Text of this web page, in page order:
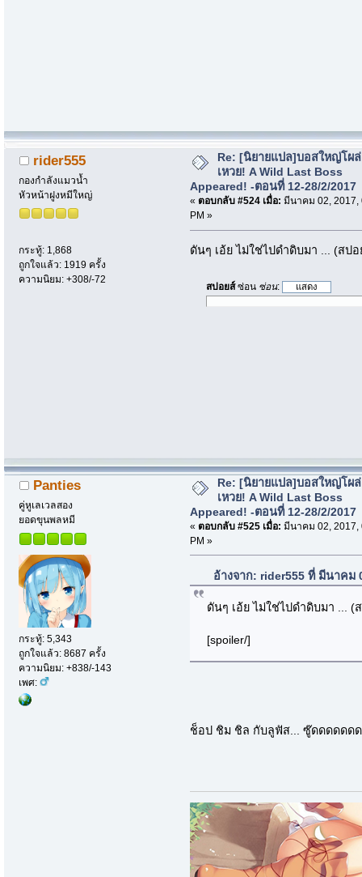
rider555
กองกำลังแมวน้ำ
หัวหน้าฝูงหมีใหญ่
กระทู้: 1,868
ถูกใจแล้ว: 1919 ครั้ง
ความนิยม: +308/-72
Re: [นิยายแปล]บอสใหญ่โผ
เหวย! A Wild Last Boss
Appeared! -ตอนที่ 12-28/2/2017
« ตอบกลับ #524 เมื่อ: มีนาคม 02, 2017,
PM »
ดันๆ เอ้ย ไม่ใช่ไปดำดิบมา ... (สปอ
สปอยส์ซ่อน ซ่อน:
Panties
คู่หูเลเวลสอง
ยอดขุนพลหมี
กระทู้: 5,343
ถูกใจแล้ว: 8687 ครั้ง
ความนิยม: +838/-143
เพศ:
Re: [นิยายแปล]บอสใหญ่โผ
เหวย! A Wild Last Boss
Appeared! -ตอนที่ 12-28/2/2017
« ตอบกลับ #525 เมื่อ: มีนาคม 02, 2017,
PM »
อ้างจาก: rider555 ที่ มีนาคม
ดันๆ เอ้ย ไม่ใช่ไปดำดิบมา ... (
[spoiler/]
ช็อป ชิม ชิล กับลูฟัส... ซู๊ดดดดดด